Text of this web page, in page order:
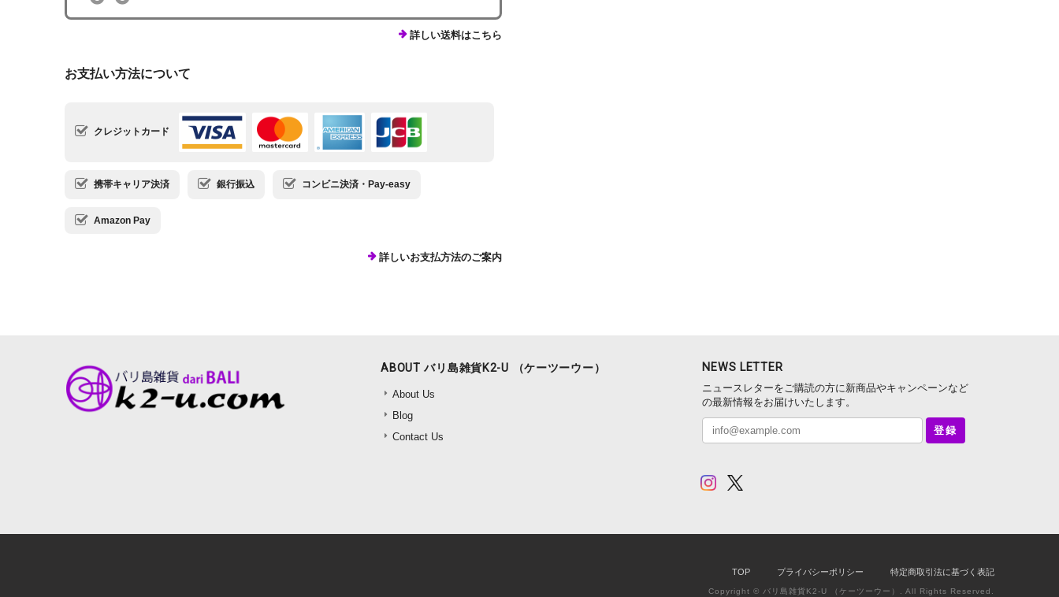
詳しい送料はこちら
お支払い方法について
クレジットカード
携帯キャリア決済 銀行振込 コンビニ決済・Pay-easy
Amazon Pay
詳しいお支払方法のご案内
ABOUT バリ島雑貨K2-U （ケーツーウー）
About Us
Blog
Contact Us
NEWS LETTER
ニュースレターをご購読の方に新商品やキャンペーンなど
の最新情報をお届けいたします。
登録
TOP プライバシーポリシー 特定商取引法に基づく表記
Copyright © バリ島雑貨K2-U （ケーツーウー）. All Rights Reserved.